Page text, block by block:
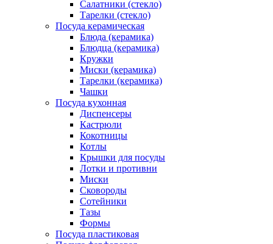
Салатники (стекло)
Тарелки (стекло)
Посуда керамическая
Блюда (керамика)
Блюдца (керамика)
Кружки
Миски (керамика)
Тарелки (керамика)
Чашки
Посуда кухонная
Диспенсеры
Кастрюли
Кокотницы
Котлы
Крышки для посуды
Лотки и противни
Миски
Сковороды
Сотейники
Тазы
Формы
Посуда пластиковая